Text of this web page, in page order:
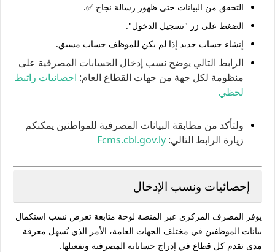
التحقق من البيانات حتى ظهور رسالة نجاح ✅.
الضغط على زر "تسجيل الدخول".
إنشاء حساب جديد إذا لم يكن للموظف حساب مسبق.
الرابط التالي يوضح نسب إدخال الحسابات المصرفية على
منظومة لكل جهة من جهات القطاع العام: احصائيات راتبط
لحظي
ولتأكد من مطابقة البيانات المصرفية للمواطنين يمكنكم
زيارة الرابط التالي: Fcms.cbl.gov.ly
إحصائيات ونسب الإدخال
يوفر المصرف المركزي عبر المنصة لوحة متابعة تعرض نسب استكمال
بيانات الموظفين في مختلف الجهات العامة، الأمر الذي يُسهل معرفة
مدى تقدم كل قطاع في إدراج حساباته المصرفية وتفعيلها.